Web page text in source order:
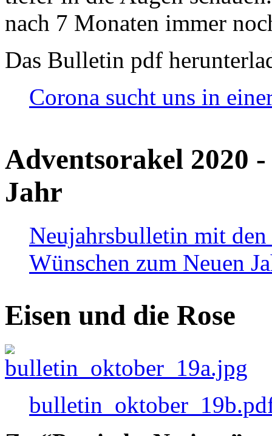
nach 7 Monaten immer
Das Bulletin pdf
Corona sucht uns in
Adventsorakel 2020
Jahr
Neujahrsbulletin mit den
Wünschen zum Neuen
Eisen und die Rose